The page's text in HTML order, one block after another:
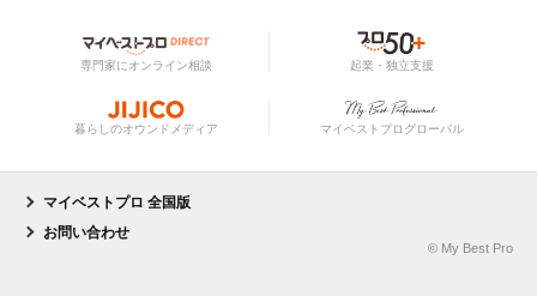
専門家にオンライン相談 起業・独立支援
暮らしのオウンドメディア マイベストプログローバル
マイベストプロ 全国版
お問い合わせ
© My Best Pro